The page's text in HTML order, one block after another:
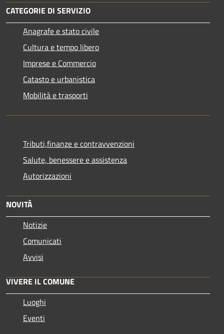
CATEGORIE DI SERVIZIO
Anagrafe e stato civile
Cultura e tempo libero
Imprese e Commercio
Catasto e urbanistica
Mobilità e trasporti
Tributi,finanze e contravvenzioni
Salute, benessere e assistenza
Autorizzazioni
NOVITÀ
Notizie
Comunicati
Avvisi
VIVERE IL COMUNE
Luoghi
Eventi